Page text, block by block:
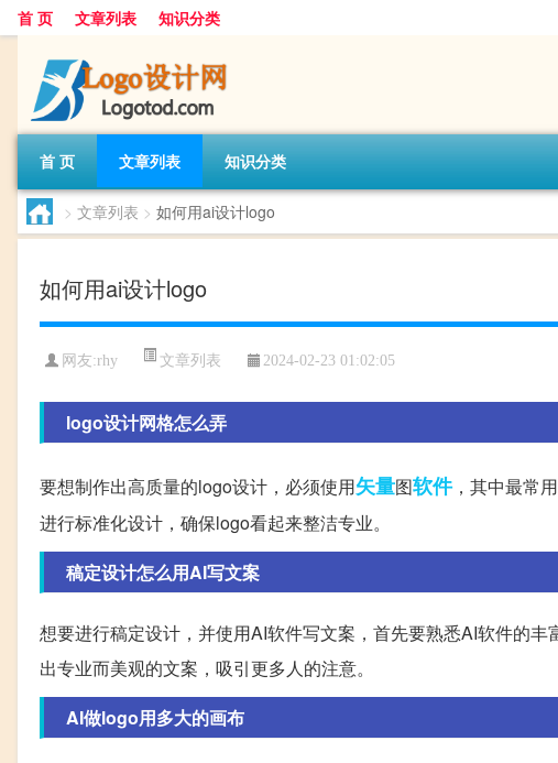
首 页 文章列表 知识分类
首 页 文章列表 知识分类
> 文章列表 > 如何用ai设计logo
如何用ai设计logo
网友:rhy 文章列表 2024-02-23 01:02:05
logo设计网格怎么弄
要想制作出高质量的logo设计，必须使用矢量图软件，其中最常
进行标准化设计，确保logo看起来整洁专业。
稿定设计怎么用AI写文案
想要进行稿定设计，并使用AI软件写文案，首先要熟悉AI软件的
出专业而美观的文案，吸引更多人的注意。
AI做logo用多大的画布